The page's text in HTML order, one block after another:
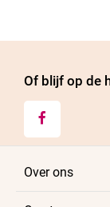
Of blijf op de

Over ons